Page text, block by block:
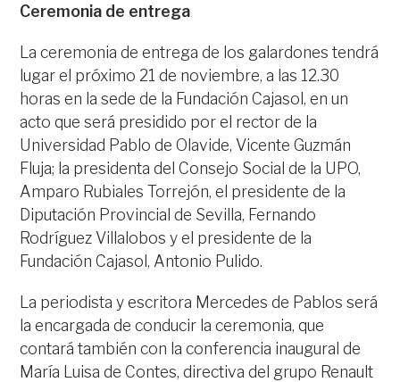
Ceremonia de entrega
La ceremonia de entrega de los galardones tendrá
lugar el próximo 21 de noviembre, a las 12.30
horas en la sede de la Fundación Cajasol, en un
acto que será presidido por el rector de la
Universidad Pablo de Olavide, Vicente Guzmán
Fluja; la presidenta del Consejo Social de la UPO,
Amparo Rubiales Torrejón, el presidente de la
Diputación Provincial de Sevilla, Fernando
Rodríguez Villalobos y el presidente de la
Fundación Cajasol, Antonio Pulido.
La periodista y escritora Mercedes de Pablos será
la encargada de conducir la ceremonia, que
contará también con la conferencia inaugural de
María Luisa de Contes, directiva del grupo Renault